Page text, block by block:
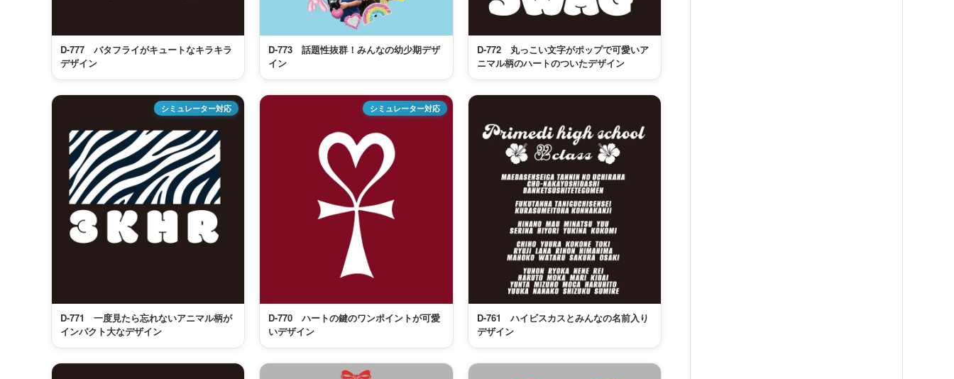
D-777 バタフライがキュートなキラキラ
デザイン
D-773 話題性抜群！みんなの幼少期デザ
イン
D-772 丸っこい文字がポップで可愛いア
ニマル柄のハートのついたデザイン
シミュレーター対応
D-771 一度見たら忘れないアニマル柄が
インパクト大なデザイン
シミュレーター対応
D-770 ハートの鍵のワンポイントが可愛
いデザイン
D-761 ハイビスカスとみんなの名前入り
デザイン